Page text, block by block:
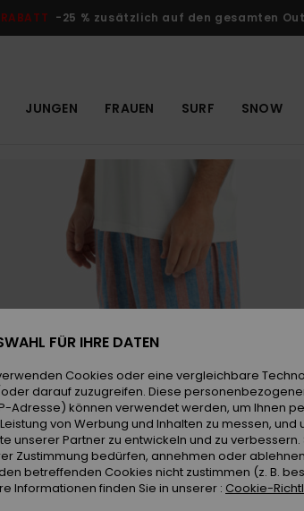
-25 % zusätzlich auf den gesamten
JUNGEN FRAUEN SURF SNOW
FÜR IHRE DATEN
Cookies oder eine vergleichbare
darauf zuzugreifen. Diese
Adresse) können verwendet werden, um Ihnen
von Werbung und Inhalten zu messen, und
unserer Partner zu entwickeln und zu
Zustimmung bedürfen, annehmen oder
betreffenden Cookies nicht zustimmen (z. B.
Informationen finden Sie in unserer : Cookie-